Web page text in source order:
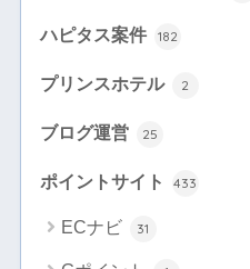
ハピタス案件 182
プリンスホテル 2
ブログ運営 25
ポイントサイト 433
ECナビ 31